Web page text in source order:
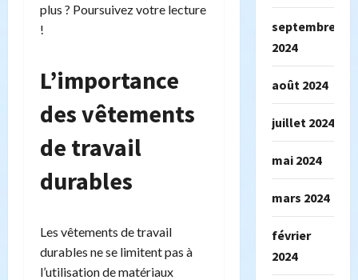
plus ? Poursuivez votre lecture
!
L’importance
des vêtements
de travail
durables
Les vêtements de travail
durables ne se limitent pas à
l’utilisation de matériaux
septembre
2024
août 2024
juillet 2024
mai 2024
mars 2024
février
2024